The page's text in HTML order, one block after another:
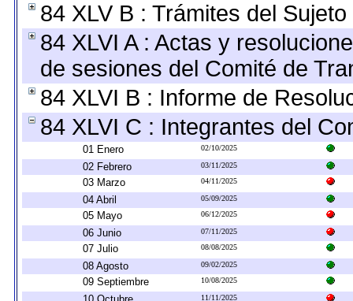
84 XLV B : Trámites del
84 XLVI A : Actas y
de sesiones del Comité de
84 XLVI B : Informe de
84 XLVI C : Integrantes del
01 Enero 02/10/2025
02 Febrero 03/11/2025
03 Marzo 04/11/2025
04 Abril 05/09/2025
05 Mayo 06/12/2025
06 Junio 07/11/2025
07 Julio 08/08/2025
08 Agosto 09/02/2025
09 Septiembre 10/08/2025
11/11/2025